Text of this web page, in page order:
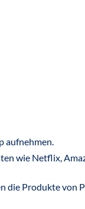
aufnehmen.
wie Netflix,
die Produkte von